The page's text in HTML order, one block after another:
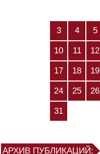
3 4 5
10 11 12
17 18 19
24 25 26
31
АРХИВ ПУБЛИКАЦИЙ: